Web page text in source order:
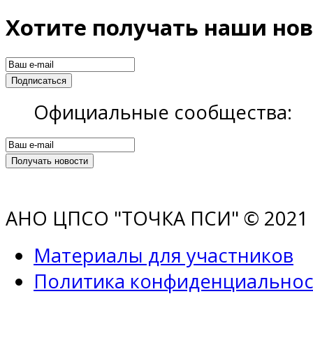
Хотите получать наши
Официальные сообщества:
АНО ЦПСО "ТОЧКА ПСИ" © 2021
Материалы для участников
Политика